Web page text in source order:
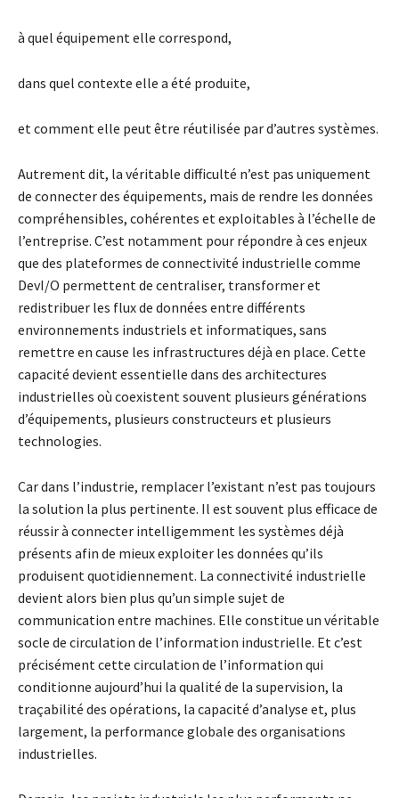
à quel équipement elle correspond,
dans quel contexte elle a été produite,
et comment elle peut être réutilisée par d’autres systèmes.
Autrement dit, la véritable difficulté n’est pas uniquement
de connecter des équipements, mais de rendre les données
compréhensibles, cohérentes et exploitables à l’échelle de
l’entreprise. C’est notamment pour répondre à ces enjeux
que des plateformes de connectivité industrielle comme
DevI/O permettent de centraliser, transformer et
redistribuer les flux de données entre différents
environnements industriels et informatiques, sans
remettre en cause les infrastructures déjà en place. Cette
capacité devient essentielle dans des architectures
industrielles où coexistent souvent plusieurs générations
d’équipements, plusieurs constructeurs et plusieurs
technologies.
Car dans l’industrie, remplacer l’existant n’est pas toujours
la solution la plus pertinente. Il est souvent plus efficace de
réussir à connecter intelligemment les systèmes déjà
présents afin de mieux exploiter les données qu’ils
produisent quotidiennement. La connectivité industrielle
devient alors bien plus qu’un simple sujet de
communication entre machines. Elle constitue un véritable
socle de circulation de l’information industrielle. Et c’est
précisément cette circulation de l’information qui
conditionne aujourd’hui la qualité de la supervision, la
traçabilité des opérations, la capacité d’analyse et, plus
largement, la performance globale des organisations
industrielles.